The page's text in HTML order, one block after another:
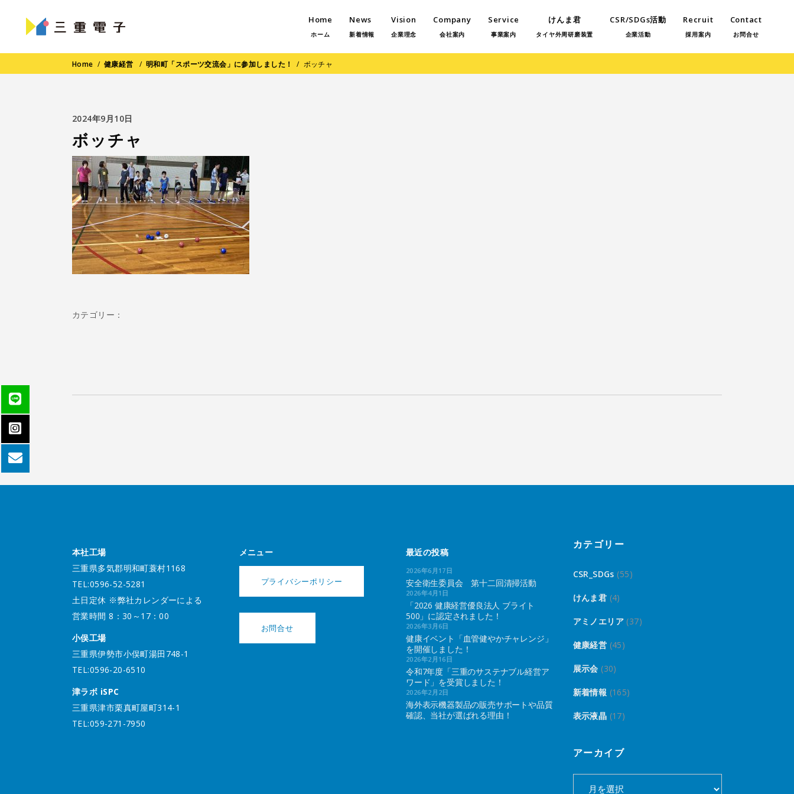
Home
ホーム
News
新着情報
Vision
企業理念
Company
会社案内
Service
事業案内
けんま君
タイヤ外周研磨装置
CSR/SDGs活動
企業活動
Recruit
採用案内
Contact
お問合せ
Home / 健康経営 /明和町「スポーツ交流会」に参加しました！ / ボッチャ
2024年9月10日
ボッチャ
カテゴリー：
本社工場
三重県多気郡明和町蓑村1168
TEL:0596-52-5281
土日定休 ※弊社カレンダーによる
営業時間 8：30～17：00
小俣工場
三重県伊勢市小俣町湯田748-1
TEL:0596-20-6510
津ラボ iSPC
三重県津市栗真町屋町314-1
TEL:059-271-7950
メニュー
プライバシーポリシー
お問合せ
最近の投稿
2026年6月17日
安全衛生委員会 第十二回清掃活動
2026年4月1日
「2026 健康経営優良法人 ブライト
500」に認定されました！
2026年3月6日
健康イベント「血管健やかチャレンジ」
を開催しました！
2026年2月16日
令和7年度「三重のサステナブル経営ア
ワード」を受賞しました！
2026年2月2日
海外表示機器製品の販売サポートや品質
確認、当社が選ばれる理由！
カテゴリー
CSR_SDGs (55)
けんま君 (4)
アミノエリア (37)
健康経営 (45)
展示会 (30)
新着情報 (165)
表示液晶 (17)
アーカイブ